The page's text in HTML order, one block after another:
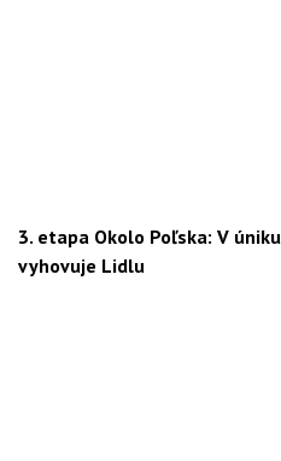
3. etapa Okolo Poľska: V
vyhovuje Lidlu